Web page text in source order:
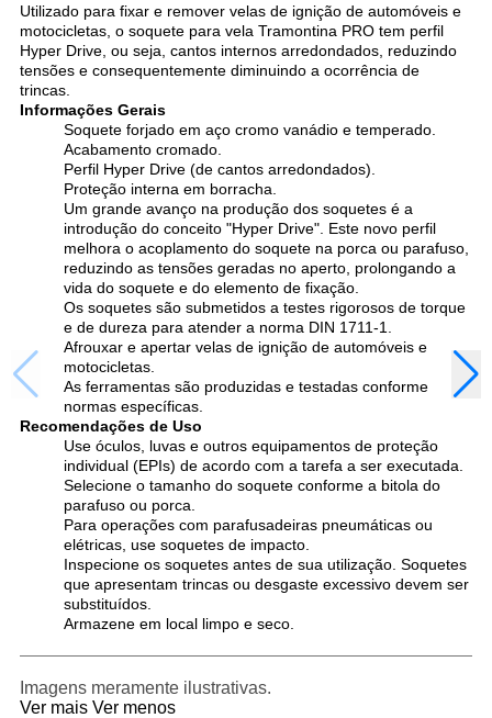
Utilizado para fixar e remover velas de ignição de automóveis e
motocicletas, o soquete para vela Tramontina PRO tem perfil
Hyper Drive, ou seja, cantos internos arredondados, reduzindo
tensões e consequentemente diminuindo a ocorrência de
trincas.
Informações Gerais
Soquete forjado em aço cromo vanádio e temperado.
Acabamento cromado.
Perfil Hyper Drive (de cantos arredondados).
Proteção interna em borracha.
Um grande avanço na produção dos soquetes é a
introdução do conceito "Hyper Drive". Este novo perfil
melhora o acoplamento do soquete na porca ou parafuso,
reduzindo as tensões geradas no aperto, prolongando a
vida do soquete e do elemento de fixação.
Os soquetes são submetidos a testes rigorosos de torque
e de dureza para atender a norma DIN 1711-1.
Afrouxar e apertar velas de ignição de automóveis e
motocicletas.
As ferramentas são produzidas e testadas conforme
normas específicas.
Recomendações de Uso
Use óculos, luvas e outros equipamentos de proteção
individual (EPIs) de acordo com a tarefa a ser executada.
Selecione o tamanho do soquete conforme a bitola do
parafuso ou porca.
Para operações com parafusadeiras pneumáticas ou
elétricas, use soquetes de impacto.
Inspecione os soquetes antes de sua utilização. Soquetes
que apresentam trincas ou desgaste excessivo devem ser
substituídos.
Armazene em local limpo e seco.
Imagens meramente ilustrativas.
Ver mais Ver menos